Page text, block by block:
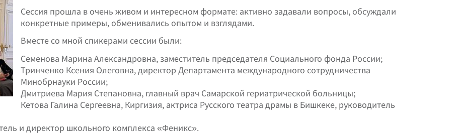
Сессия прошла в очень живом и интересном формате: активно задавали вопросы, обсуждали
конкретные примеры, обменивались опытом и взглядами.
Вместе со мной спикерами сессии были:
Семенова Марина Александровна, заместитель председателя Социального фонда России;
Тринченко Ксения Олеговна, директор Департамента международного сотрудничества
Минобрнауки России;
Дмитриева Мария Степановна, главный врач Самарской гериатрической больницы;
Кетова Галина Сергеевна, Киргизия, актриса Русского театра драмы в Бишкеке, руководитель
и директор школьного комплекса «Феникс».